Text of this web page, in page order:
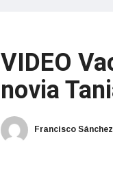
VIDEO
novia
Francisco